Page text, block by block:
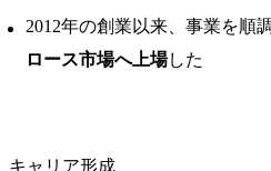
2012年の創業以来、事業を順
ロース市場へ上場した
キャリア形成